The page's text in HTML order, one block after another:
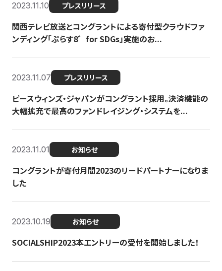
2023.11.10 プレスリリース
関西テレビ放送とコングラントによる寄付型クラウドファ
ンディング「ぷらす8゛for SDGs」実施のお...
2023.11.07 プレスリリース
ピースウィンズ・ジャパンがコングラント採用。決済機能の
大幅拡充で最高のファンドレイジング・システムを...
2023.11.01 お知らせ
コングラントが寄付月間2023のリードパートナーになりま
した
2023.10.19 お知らせ
SOCIALSHIP2023本エントリーの受付を開始しました！